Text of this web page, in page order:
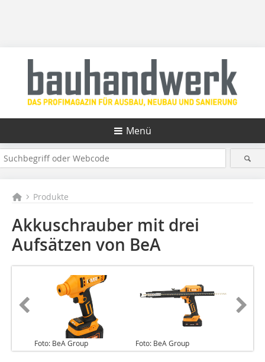
Menü
Produkte
Akkuschrauber mit drei
Aufsätzen von BeA
Foto: BeA Group Foto: BeA Group